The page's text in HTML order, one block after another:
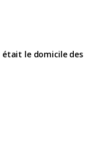
le domicile des